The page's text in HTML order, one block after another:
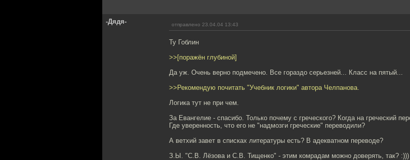
-Дядя- отправлено 23.04.04 13:43
Ту Гоблин
>>[поражён глубиной]
Да уж. Очень верно подмечено. Все гораздо серьезней... Класс на пятый...
>>Рекомендую почитать "Учебник логики" автора Челпанова.
Логика тут не при чем.
За Евангелие - спасибо. Только почему с греческого? Когда на греческий
Где уверенность, что его не "надмозги греческие" переводили?
А ветхий завет в списках литературы есть? В адекватном переводе?
З.Ы. "С.В. Лёзова и С.В. Тищенко" - этим комрадам можно доверять, так? :)))